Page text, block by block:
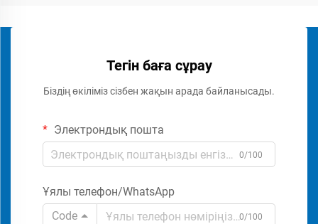
Тегін баға сұрау
Біздің өкіліміз сізбен жақын арада байланысады.
Электрондық пошта
0/100
Ұялы телефон/WhatsApp
Code
0/100